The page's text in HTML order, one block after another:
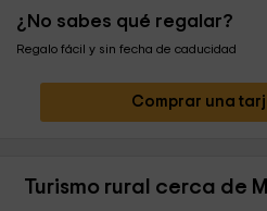
¿No sabes qué regalar?
Regalo fácil y sin fecha de caducidad
Comprar una
Turismo rural cerca de